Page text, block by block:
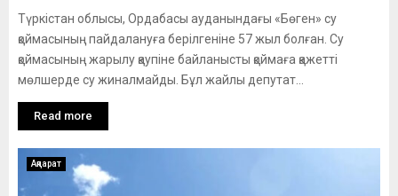
Түркістан облысы, Ордабасы ауданындағы «Бөген» су
қоймасының пайдалануға берілгеніне 57 жыл болған. Су
қоймасының жарылу қаупіне байланысты қоймаға қажетті
мөлшерде су жиналмайды. Бұл жайлы депутат...
Read more
Ақпарат